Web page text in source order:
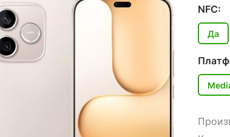
NFC:
Да